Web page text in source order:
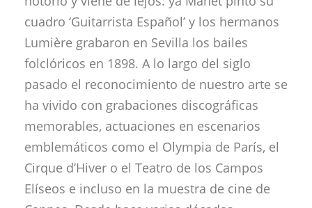
cuadro ‘Guitarrista Español’ y los hermanos
Lumière grabaron en Sevilla los bailes
folclóricos en 1898. A lo largo del siglo
pasado el reconocimiento de nuestro arte se
ha vivido con grabaciones discográficas
memorables, actuaciones en escenarios
emblemáticos como el Olympia de París, el
Cirque d’Hiver o el Teatro de los Campos
Elíseos e incluso en la muestra de cine de